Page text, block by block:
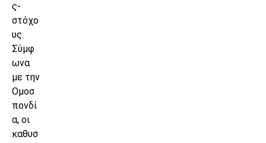
ς-
στόχο
υς.
Σύμφ
ωνα
με την
Ομοσ
πονδί
α, οι
καθυσ